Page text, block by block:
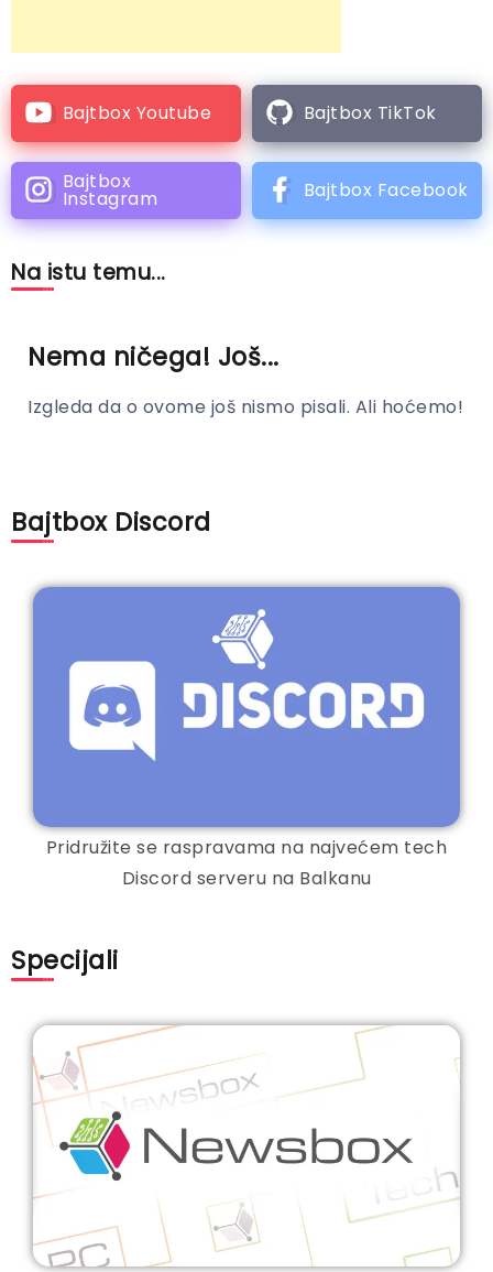
Bajtbox Youtube Bajtbox TikTok
Bajtbox
Instagram Bajtbox Facebook
Na istu temu...
Nema ničega! Još...
Izgleda da o ovome još nismo pisali. Ali hoćemo!
Bajtbox Discord
Pridružite se raspravama na najvećem tech
Discord serveru na Balkanu
Specijali